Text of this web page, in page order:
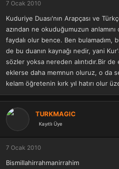
issız bir mahalde mum üzerine
için mumun ateşi gibi onun için
(niyet ederek okunucak)
yedi adet yaprak üzerine tenha
atarak yakılırsa ,sevilmesi istenen
üzerinde taşımalı,tez vakitte kısmeti
(arapçası yazılıcak)
parasının bereketli olması için
7 Ocak 2010
Kuduriye Duası'nın Arapçası ve
azından ne okuduğumuzun
faydalı olur bence. Ben bulamadım,
de bu duanın kaynağı nedir, yani
sözler yoksa nereden alıntıdır.Bir
eklerse daha memnun oluruz, o da
kelam öğretenin kırk yıl hatırı olur
TURKMAGIC
Kayıtlı Üye
7 Ocak 2010
Bismillahirrahmanirrahim